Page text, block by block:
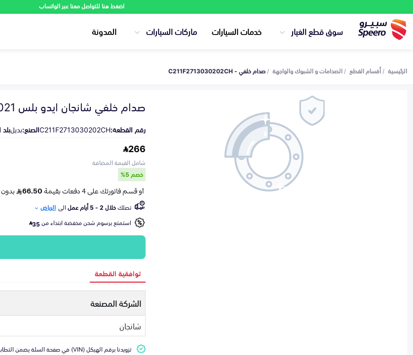
اضغط هنا للتواصل معنا عبر الواتساب
سوق قطع الغيار خدمات السيارات ماركات السيارات المدونة
الرئيسية أقسام القطع الصدامات و الشبوك والواجهة صدام خلفي - C211F2713030202CH
صدام خلفي شانجان ايدو بلس 2021-2023
رقم القطعة:C211F2713030202CHالصنع:بديل
266
شامل القيمة المضافة
خصم 5%
تصلكخلال 2 - 5 أيام عمل الى الرياض
استمتع برسوم شحن مخفضة ابتداء من35
توافقية القطعة
الشركة المصنعة
شانجان
تزويدنا برقم الهيكل (VIN) في صفحة السلة يضمن التطابق التام للقطعة مع سيارتك